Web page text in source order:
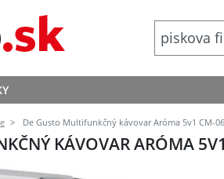
De Gusto Multifunkčný kávovar Aróma 5v1 CM-
KÁVOVAR ARÓMA